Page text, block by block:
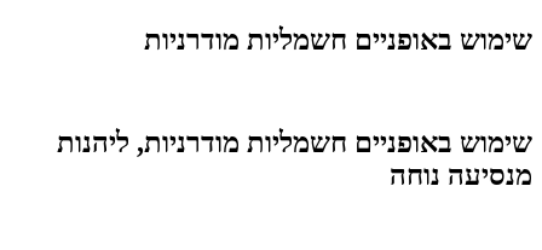
שימוש באופניים חשמליות מודרניות
שימוש באופניים חשמליות מודרניות, ליהנות
מנסיעה נוחה